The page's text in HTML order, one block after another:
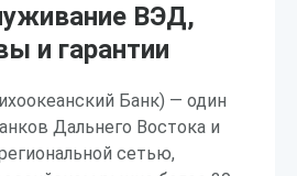
ВЭД,
и гарантии
Банк) — один
Дальнего Востока и
сетью,